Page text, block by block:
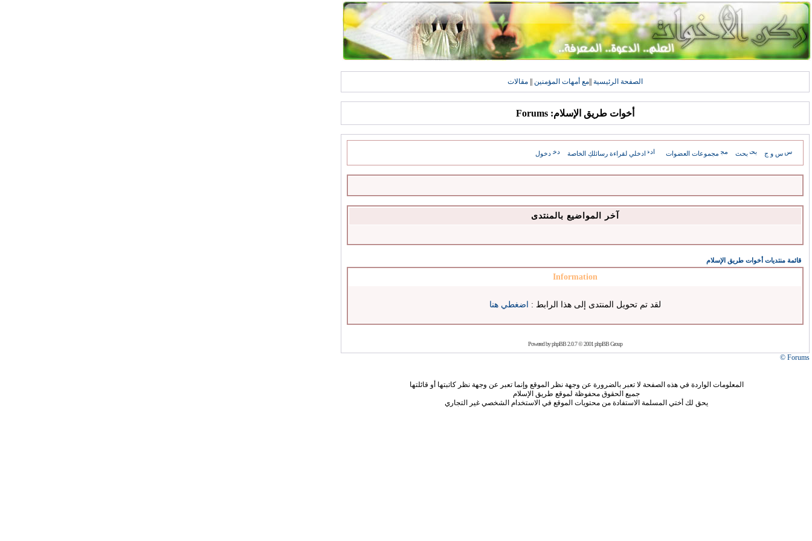
الصفحة الرئيسية مع أمهات المؤمنين مقالات
أخوات طريق الإسلام: Forums
س و ج بحث مجموعات العضوات ادخلي لقراءة رسائلكِ الخاصة دخول
آخر المواضيع بالمنتدى
قائمة منتديات أخوات طريق الإسلام
Information
لقد تم تحويل المنتدى إلى هذا الرابط : اضغطي هنا
Powered byphpBB2.0.7 © 2001 phpBB Group
Forums ©
المعلومات الواردة في هذه الصفحة لا تعبر بالضرورة عن وجهة نظر الموقع وإنما تعبر عن وجهة نظر كاتبتها أو قائلتها
جميع الحقوق محفوظة لموقع طريق الإسلام
يحق لك أختي المسلمة الاستفادة من محتويات الموقع في الاستخدام الشخصي غير التجاري